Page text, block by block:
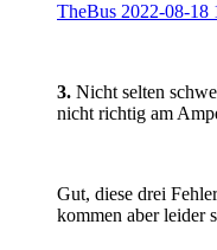
TheBus 2022-08-18
3. Nicht selten
nicht richtig am
Gut, diese drei
kommen aber leider